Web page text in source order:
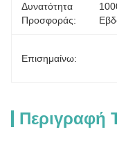
Δυνατότητα
Προσφοράς:
Επισημαίνω:
Περιγραφή